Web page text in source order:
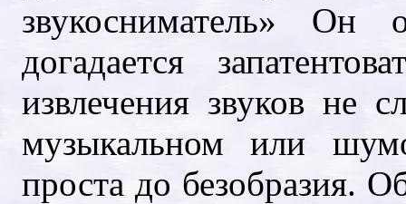
звукосниматель» Он
догадается
извлечения звуков не
музыкальном или
проста до безобразия.